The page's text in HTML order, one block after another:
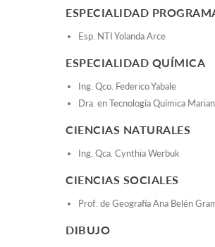
ESPECIALIDAD
Esp. NTI Yolanda Arce
ESPECIALIDAD QUÍMICA
Ing. Qco. Federico Yabale
Dra. en Tecnología Química
CIENCIAS NATURALES
Ing. Qca. Cynthia Werbuk
CIENCIAS SOCIALES
Prof. de Geografía Ana Belén
DIBUJO